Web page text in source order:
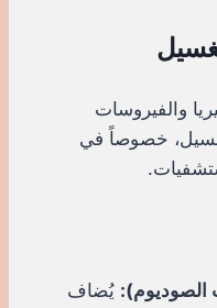
والفيروسات
خصوصاً في
الصوديوم): يُضاف